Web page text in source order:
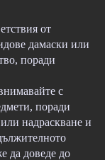
от
дамаски или
поради
с
поради
надраскване и
да доведе до